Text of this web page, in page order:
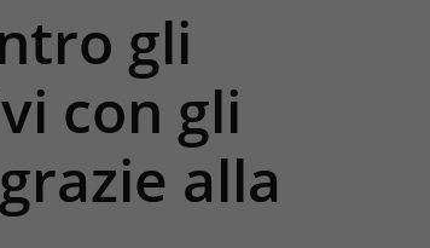
gli
con gli
alla